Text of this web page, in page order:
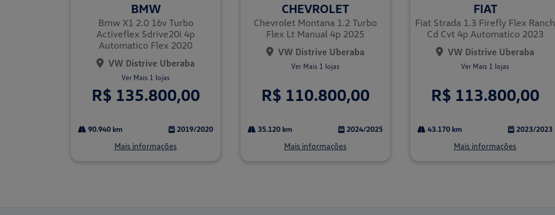
BMW
Bmw X1 2.0 16v Turbo
Activeflex Sdrive20i 4p
Automatico Flex 2020
VW Distrive Uberaba
Ver Mais 1 lojas
R$ 135.800,00
90.940 km 2019/2020
Mais informações
lhe
CHEVROLET
Chevrolet Montana 1.2 Turbo
Flex Lt Manual 4p 2025
VW Distrive Uberaba
Ver Mais 1 lojas
R$ 110.800,00
35.120 km 2024/2025
Mais informações
lhe
FIAT
Fiat Strada 1.3 Firefly Flex Ranch
Cd Cvt 4p Automatico 2023
VW Distrive Uberaba
Ver Mais 1 lojas
R$ 113.800,00
43.170 km 2023/2023
Mais informações